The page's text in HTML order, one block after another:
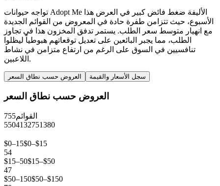
تواجه حيوانات Adopt Me الأليفة ضغط فائض كبير في العرض هذا
الأسبوع، حيث تتزامن طفرة حادة في المعروض من القوائم الجديدة
مع انهيار متوسط سعر الطلب. يستمر تدفق المخزون هذا في تجاوز
الطلب، مما يجبر البائعين على تعديل توقعاتهم هبوطياً ليظلوا
تنافسيين في السوق على الرغم من ارتفاع متزامن في نشاط
اللاعبين.
العروض حسب نطاق السعر سجل الأسعار والقيمة
العروض حسب نطاق السعر
القوائم755
5504132751380
$0–15$0–$15
54
$15–50$15–$50
47
$50–150$50–$150